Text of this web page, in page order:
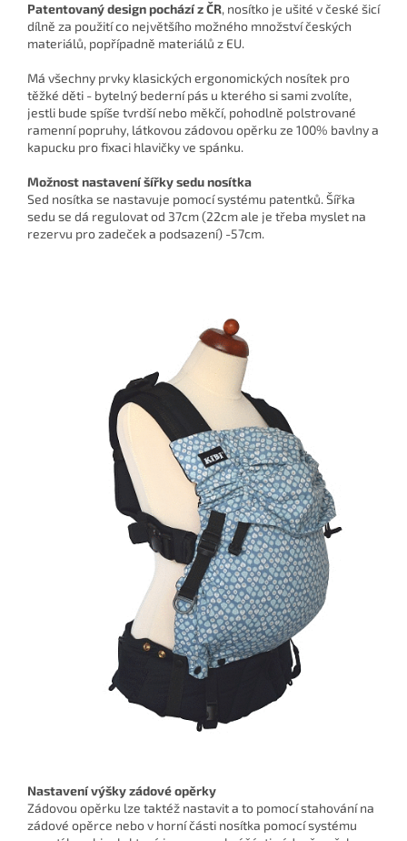
Patentovaný design pochází z ČR, nosítko je ušité v české šicí
dílně za použití co největšího možného množství českých
materiálů, popřípadně materiálů z EU.
Má všechny prvky klasických ergonomických nosítek pro
těžké děti - bytelný bederní pás u kterého si sami zvolíte,
jestli bude spíše tvrdší nebo měkčí, pohodlně polstrované
ramenní popruhy, látkovou zádovou opěrku ze 100% bavlny a
kapucku pro fixaci hlavičky ve spánku.
Možnost nastavení šířky sedu nosítka
Sed nosítka se nastavuje pomocí systému patentků. Šířka
sedu se dá regulovat od 37cm (22cm ale je třeba myslet na
rezervu pro zadeček a podsazení) -57cm.
Nastavení výšky zádové opěrky
Zádovou opěrku lze taktéž nastavit a to pomocí stahování na
zádové opěrce nebo v horní části nosítka pomocí systému